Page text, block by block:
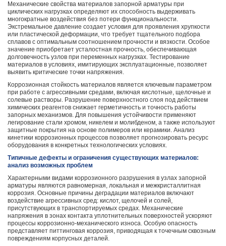
Механические свойства материалов запорной арматуры при
циклических нагрузках определяют их способность выдерживать
многократные воздействия без потери функциональности.
Экстремальное давление создает условия для проявления хрупкости
или пластической деформации, что требует тщательного подбора
сплавов с оптимальным соотношением прочности и вязкости. Особое
значение приобретает усталостная прочность, обеспечивающая
долговечность узлов при переменных нагрузках. Тестирование
материалов в условиях, имитирующих эксплуатационные, позволяет
выявить критические точки напряжения.
Коррозионная стойкость материалов является ключевым параметром
при работе с агрессивными средами, включая кислотные, щелочные и
солевые растворы. Разрушение поверхностного слоя под действием
химических реагентов снижает герметичность и точность работы
запорных механизмов. Для повышения устойчивости применяют
легирование стали хромом, никелем и молибденом, а также используют
защитные покрытия на основе полимеров или керамики. Анализ
кинетики коррозионных процессов позволяет прогнозировать ресурс
оборудования в конкретных технологических условиях.
Типичные дефекты и ограничения существующих материалов:
анализ возможных проблем
Характерными видами коррозионного разрушения в узлах запорной
арматуры являются равномерная, локальная и межкристаллитная
коррозия. Основные причины деградации материалов включают
воздействие агрессивных сред: кислот, щелочей и солей,
присутствующих в транспортируемых средах. Механические
напряжения в зонах контакта уплотнительных поверхностей ускоряют
процессы коррозионно-механического износа. Особую опасность
представляет питтинговая коррозия, приводящая к точечным сквозным
повреждениям корпусных деталей.